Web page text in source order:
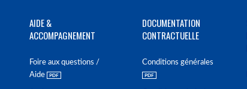
AIDE &
ACCOMPAGNEMENT
Foire aux questions /
Aide
DOCUMENTATION
CONTRACTUELLE
Conditions générales